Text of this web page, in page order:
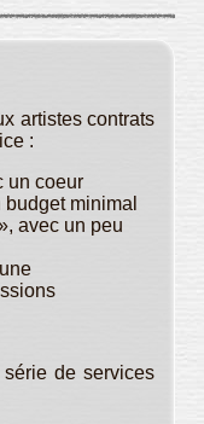
artistes contrats
:
un coeur
minimal
avec un peu
de services